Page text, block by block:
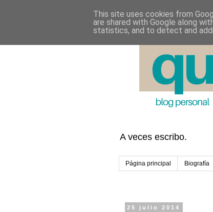
A veces escribo.
Página principal Biografía
25 julio 2014
This site uses cookies from
are shared with Google along
statistics, and to detect and